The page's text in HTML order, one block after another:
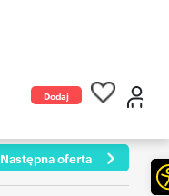
Dodaj
Następna oferta